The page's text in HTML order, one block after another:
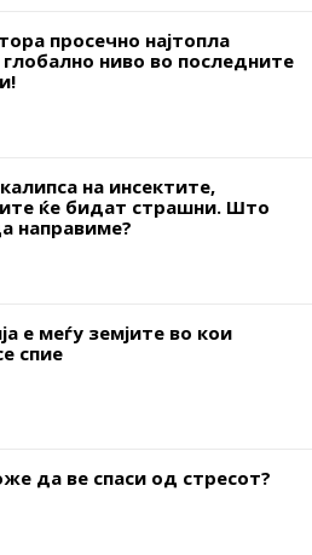
просечно најтопла
ниво во последните
на инсектите,
ќе бидат страшни. Што
направиме?
е меѓу земјите во кои
спие
да ве спаси од стресот?